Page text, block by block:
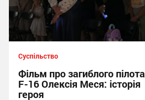
Суспільство
Фільм про загиблого пілота
F-16 Олексія Меся: історія
героя